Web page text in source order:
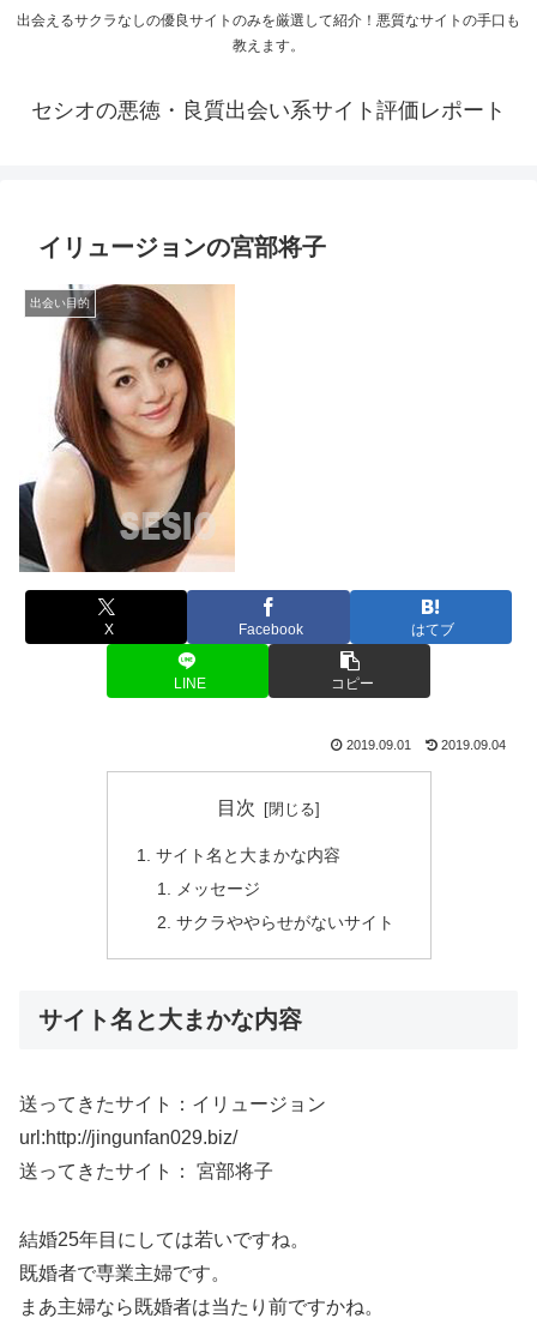
出会えるサクラなしの優良サイトのみを厳選して紹介！悪質なサイトの手口も
教えます。
セシオの悪徳・良質出会い系サイト評価レポート
イリュージョンの宮部将子
出会い目的
X Facebook はてブ
LINE コピー
2019.09.01 2019.09.04
目次
サイト名と大まかな内容
メッセージ
サクラややらせがないサイト
サイト名と大まかな内容
送ってきたサイト：イリュージョン
url:http://jingunfan029.biz/
送ってきたサイト： 宮部将子
結婚25年目にしては若いですね。
既婚者で専業主婦です。
まあ主婦なら既婚者は当たり前ですかね。